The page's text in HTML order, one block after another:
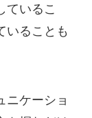
ているこ
いることも
ニケーショ